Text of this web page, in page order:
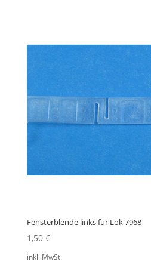
Fensterblende links für Lok 7968
1,50 €
inkl. MwSt.